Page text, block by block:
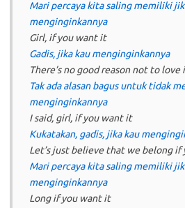
Mari percaya kita saling memiliki
menginginkannya
Girl, if you want it
Gadis, jika kau menginginkannya
There’s no good reason not to
Tak ada alasan bagus untuk tidak
menginginkannya
I said, girl, if you want it
Kukatakan, gadis, jika kau
Let’s just believe that we belong if
Mari percaya kita saling memiliki
menginginkannya
Long if you want it